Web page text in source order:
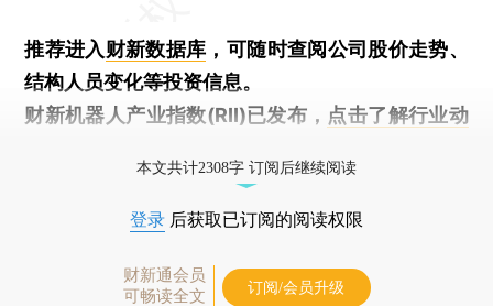
推荐进入财新数据库 ，可随时查阅公司股价走势、
结构人员变化等投资信息。
财新机器人产业指数(RII)已发布， 点击了解行业动
本文共计2308字 订阅后继续阅读
登录 后获取已订阅的阅读权限
财新通会员
可畅读全文
订阅/会员升级